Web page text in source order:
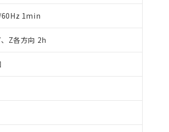
60Hz 1min
Z各方向 2h
酸エステル類４物質の対応では、対応完了まで
対応日を記載しておりました。
庫切替を完了していることから、特段のこと